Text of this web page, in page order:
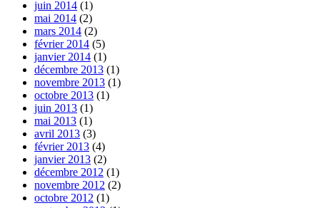
juin 2014 (1)
mai 2014 (2)
mars 2014 (2)
février 2014 (5)
janvier 2014 (1)
décembre 2013 (1)
novembre 2013 (1)
octobre 2013 (1)
juin 2013 (1)
mai 2013 (1)
avril 2013 (3)
février 2013 (4)
janvier 2013 (2)
décembre 2012 (1)
novembre 2012 (2)
octobre 2012 (1)